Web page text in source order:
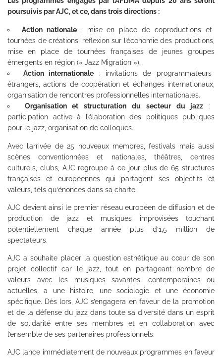
poursuivis par AJC, et ce, dans trois directions :
Action nationale: mise en place de coproductions et
tournées de créations, réflexion sur l’économie des productions,
mise en place de tournées françaises de jeunes groupes
émergents en région (« Jazz Migration »).
Action internationale : invitations de programmateurs
étrangers, actions de coopération et échanges internationaux,
organisation de rencontres professionnelles internationales.
Organisation et structuration du secteur du jazz :
participation active à l’élaboration des politiques publiques
pour le jazz, organisation de colloques.
Avec l’arrivée de 25 nouveaux membres, festivals mais aussi
scènes conventionnées et nationales, théâtres, centres
culturels, clubs, AJC regroupe à ce jour plus de 65 structures
françaises et européennes qui partagent ses objectifs et
valeurs, tels qu‘énoncés dans sa charte.
AJC devient ainsi le premier réseau européen de diffusion et de
production de jazz et musiques improvisées touchant
potentiellement chaque année plus d’1,5 million de
spectateurs.
AJC a souhaite placer la question esthétique au cœur de son
projet collectif car le jazz, tout en partageant nombre de
valeurs avec les musiques savantes, contemporaines ou
actuelles, a une histoire, une sociologie et une économie
spécifique. Dès lors, AJC s’engagera en faveur de la promotion
et de la défense du jazz dans toute sa diversité dans un esprit
de solidarité entre ses membres et en collaboration avec
l’ensemble de ses partenaires professionnels.
AJC lance immédiatement de nouveaux programmes en faveur